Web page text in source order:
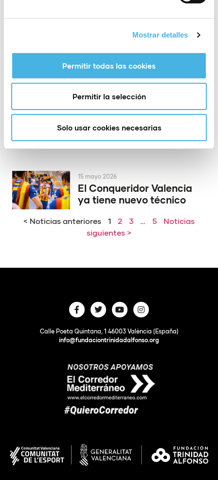
Mostrar detalles
Permitir todas las cookies
Permitir la selección
Solo usar cookies necesarias
Valencia volverá a acoger
la Copa del Rey de
voleibol
El PAS Alcoy rinde
homenaje a dos de sus
héroes de Europa
El Conqueridor Valencia
ya tiene nuevo técnico
15 mayo 2026
< Noticias anteriores 1 2 3 … 5
Noticias
siguientes >
Calle Poeta Quintana, 1 46003 València (España)
info@fundaciontrinidadalfonso.org